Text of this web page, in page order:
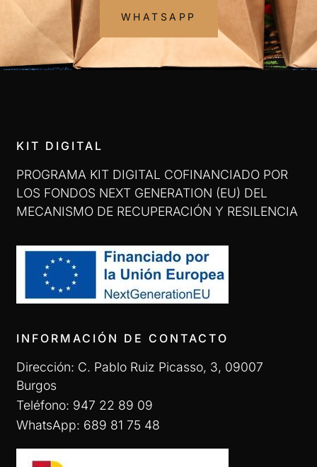
WHATSAPP
KIT DIGITAL
PROGRAMA KIT DIGITAL COFINANCIADO POR
LOS FONDOS NEXT GENERATION (EU) DEL
MECANISMO DE RECUPERACIÓN Y RESILENCIA
INFORMACIÓN DE CONTACTO
Dirección: C. Pablo Ruiz Picasso, 3, 09007
Burgos
Teléfono: 947 22 89 09
WhatsApp: 689 81 75 48